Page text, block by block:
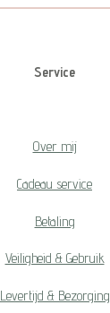
Service
Over mij
Cadeau service
Betaling
Veiligheid & Gebruik
Levertijd & Bezorging